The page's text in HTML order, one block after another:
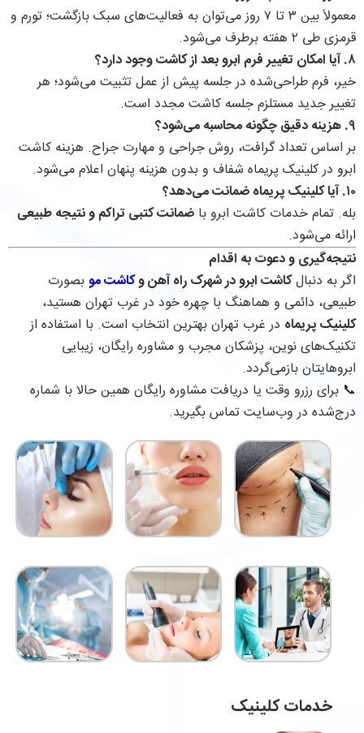
معمولاً بین ۳ تا ۷ روز می‌توان به فعالیت‌های سبک بازگشت؛ تورم و
قرمزی طی ۲ هفته برطرف می‌شود.
۸. آیا امکان تغییر فرم ابرو بعد از کاشت وجود دارد؟
خیر، فرم طراحی‌شده در جلسه پیش از عمل تثبیت می‌شود؛ هر
تغییر جدید مستلزم جلسه کاشت مجدد است.
۹. هزینه دقیق چگونه محاسبه می‌شود؟
بر اساس تعداد گرافت، روش جراحی و مهارت جراح. هزینه کاشت
ابرو در کلینیک پریماه شفاف و بدون هزینه پنهان اعلام می‌شود.
۱۰. آیا کلینیک پریماه ضمانت می‌دهد؟
بله. تمام خدمات کاشت ابرو با ضمانت کتبی تراکم و نتیجه طبیعی
ارائه می‌شود.
نتیجه‌گیری و دعوت به اقدام
اگر به دنبالکاشت ابرو در شهرک راه آهن وکاشت موبصورت
طبیعی، دائمی و هماهنگ با چهره خود در غرب تهران هستید،
کلینیک پریماه در غرب تهران بهترین انتخاب است. با استفاده از
تکنیک‌های نوین، پزشکان مجرب و مشاوره رایگان، زیبایی
ابروهایتان بازمی‌گردد.
📞 برای رزرو وقت یا دریافت مشاوره رایگان همین حالا با شماره
درج‌شده در وب‌سایت تماس بگیرید.
خدمات کلینیک